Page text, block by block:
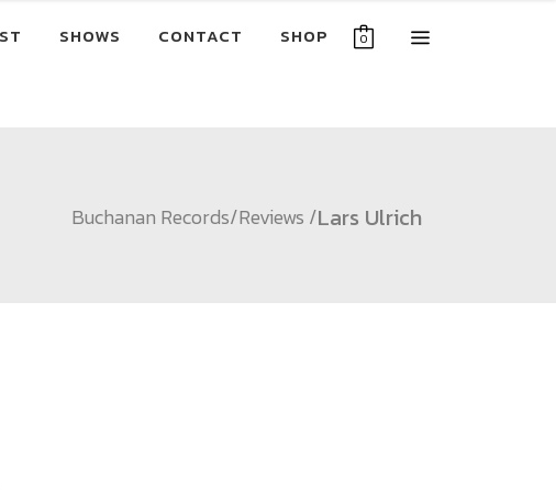
SHOWS CONTACT SHOP 0
Buchanan Records/Reviews /Lars Ulrich